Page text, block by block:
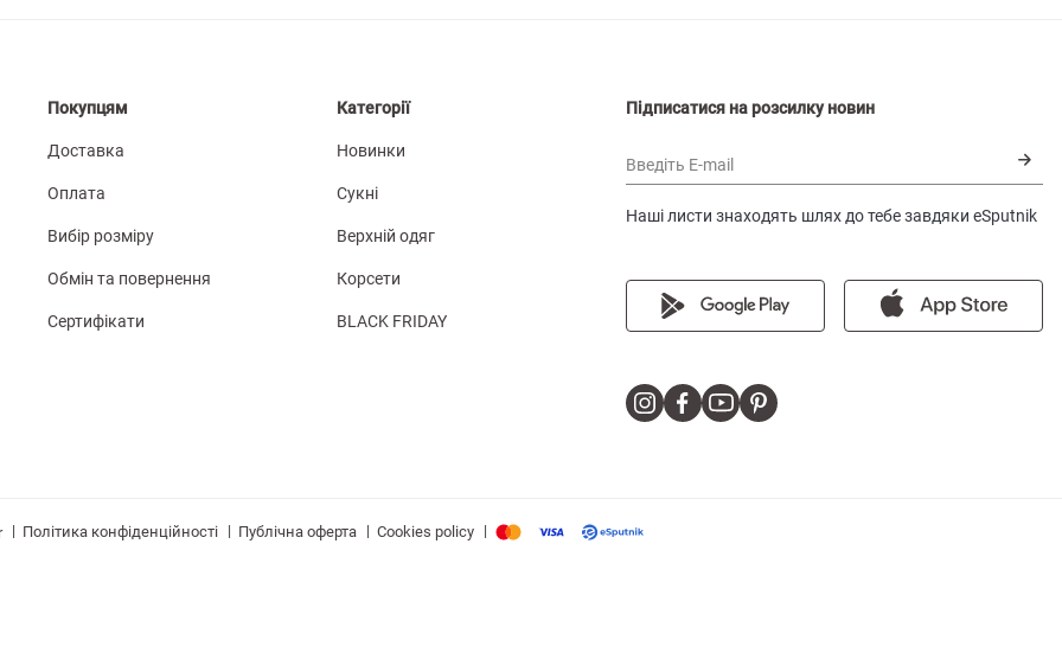
Покупцям
Доставка
Оплата
Вибір розміру
Обмін та повернення
Сертифікати
Категорії
Новинки
Сукні
Верхній одяг
Корсети
BLACK FRIDAY
Підписатися на розсилку новин
Введіть E-mail
Наші листи знаходять шлях до тебе завдяки eSputnik
| Політика конфіденційності | Публічна оферта | Cookies policy |